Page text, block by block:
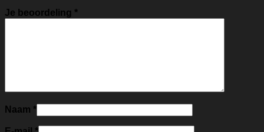
Je beoordeling *
Naam *